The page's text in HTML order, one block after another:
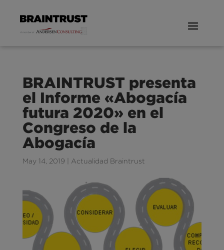
BRAINTRUST presenta
el Informe «Abogacía
futura 2020» en el
Congreso de la
Abogacía
May 14, 2019 Actualidad Braintrust